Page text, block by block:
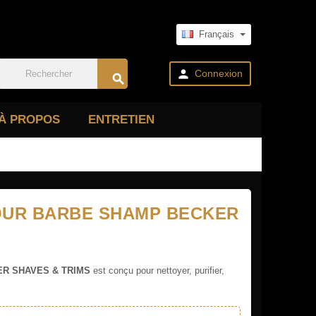
Français
  Connexion
PROPOS ENTRETIEN
BARBE SHAMP BECKER
SHAVES & TRIMS est conçu pour nettoyer, purifier,